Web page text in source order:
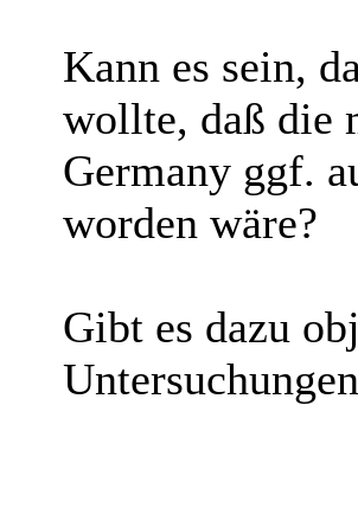
Kann es sein,
wollte, daß die
Germany ggf.
worden wäre?
Gibt es dazu